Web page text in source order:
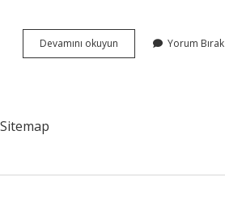
Devamını okuyun Belediye
Iktisadi
Yorum Bırak
Sitemap